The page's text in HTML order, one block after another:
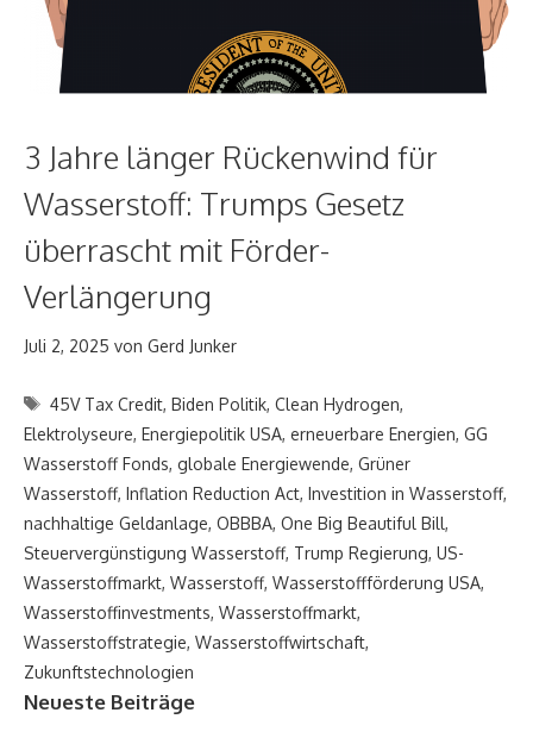
3 Jahre länger Rückenwind für
Wasserstoff: Trumps Gesetz
überrascht mit Förder-
Verlängerung
Juli 2, 2025 von Gerd Junker
Schlagwörter
45V Tax Credit,Biden Politik,Clean Hydrogen,
Elektrolyseure, Energiepolitik USA, erneuerbare Energien, GG
Wasserstoff Fonds, globale Energiewende, Grüner
Wasserstoff, Inflation Reduction Act, Investition in Wasserstoff,
nachhaltige Geldanlage, OBBBA, One Big Beautiful Bill,
Steuervergünstigung Wasserstoff, Trump Regierung, US-
Wasserstoffmarkt, Wasserstoff, Wasserstoffförderung USA,
Wasserstoffinvestments, Wasserstoffmarkt,
Wasserstoffstrategie, Wasserstoffwirtschaft,
Zukunftstechnologien
Neueste Beiträge